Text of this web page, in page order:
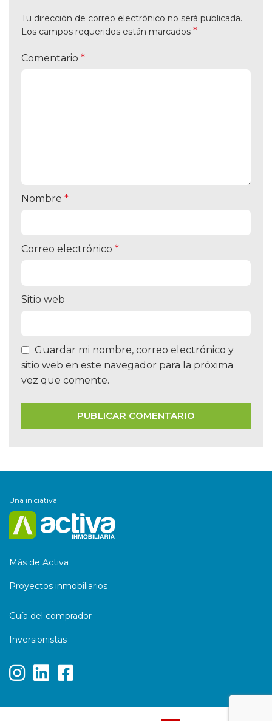
Tu dirección de correo electrónico no será publicada.
Los campos requeridos están marcados *
Comentario *
Nombre *
Correo electrónico *
Sitio web
Guardar mi nombre, correo electrónico y
sitio web en este navegador para la próxima
vez que comente.
Una iniciativa
Más de Activa
Proyectos inmobiliarios
Guía del comprador
Inversionistas